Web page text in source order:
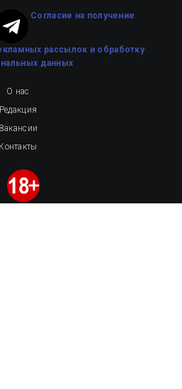
Cогласие на получение
рассылок и обработку
данных
О нас
Редакция
Вакансии
Контакты